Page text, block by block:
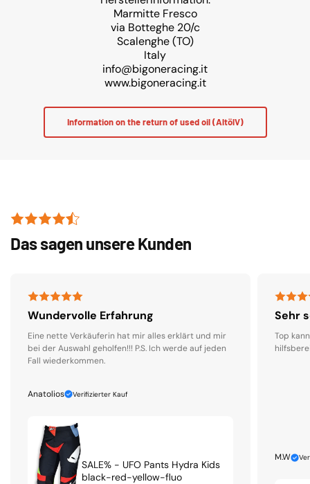
Marmitte Fresco
via Botteghe 20/c
Scalenghe (TO)
Italy
info@bigoneracing.it
www.bigoneracing.it
Information on the return of used oil (AltölV)
Das sagen unsere Kunden
Wundervolle Erfahrung
Eine nette Verkäuferin hat mir alles erklärt und mir
bei der Auswahl geholfen!!! P.S. Ich werde auf jeden
Fall wiederkommen.
Anatolios Verifizierter Kauf
SALE% - UFO Pants Hydra Kids
black-red-yellow-fluo
Sehr
Top
M.W